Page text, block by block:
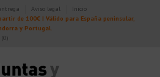
Aviso legal
Inicio
de 100€ | Válido para España peninsular,
y Portugal.
0)